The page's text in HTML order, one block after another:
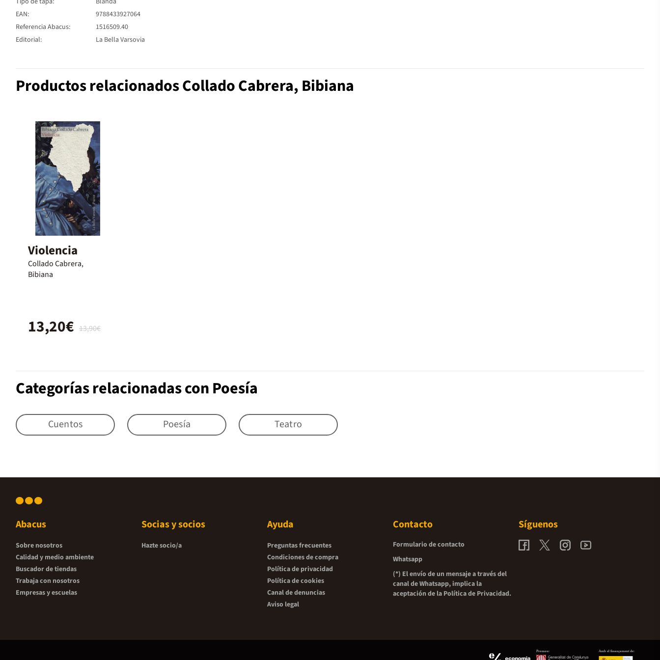
EAN:
9788433927064
Referencia Abacus:
1516509.40
Editorial:
La Bella Varsovia
Productos relacionados Collado Cabrera, Bibiana
Violencia
Collado Cabrera,
Bibiana
13,90€
13,20€
Categorías relacionadas con Poesía
Cuentos Poesía Teatro
Abacus
Sobre nosotros
Calidad y medio ambiente
Buscador de tiendas
Trabaja con nosotros
Empresas y escuelas
Socias y socios
Hazte socio/a
Ayuda
Preguntas frecuentes
Condiciones de compra
Política de privacidad
Política de cookies
Canal de denuncias
Aviso legal
Contacto
Formulario de contacto
Whatsapp
(*) El envío de un mensaje a través del
canal de Whatsapp, implica la
aceptación de la Política de Privacidad.
Síguenos
Promou: Amb el finançament de: